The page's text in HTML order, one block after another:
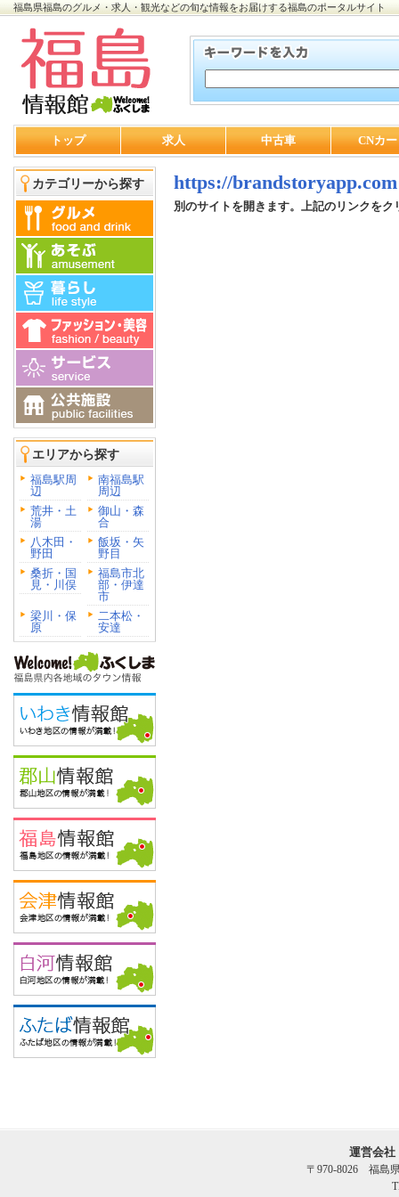
福島県福島のグルメ・求人・観光などの旬な情報をお届けする福島のポータルサイト
トップ 求人 中古車 CNカ
カテゴリーから探す
エリアから探す
福島駅周
辺
南福島駅
周辺
荒井・土
湯
御山・森
合
八木田・
野田
飯坂・矢
野目
桑折・国
見・川俣
福島市北
部・伊達
市
梁川・保
原
二本松・
安達
https://brandstoryapp.com
別のサイトを開きます。上記のリンクをク
運営会
〒970-8026 福島